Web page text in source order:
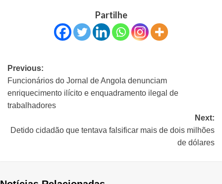
Partilhe
Previous:
Funcionários do Jornal de Angola denunciam
enriquecimento ilícito e enquadramento ilegal de
trabalhadores
Next:
Detido cidadão que tentava falsificar mais de dois milhões
de dólares